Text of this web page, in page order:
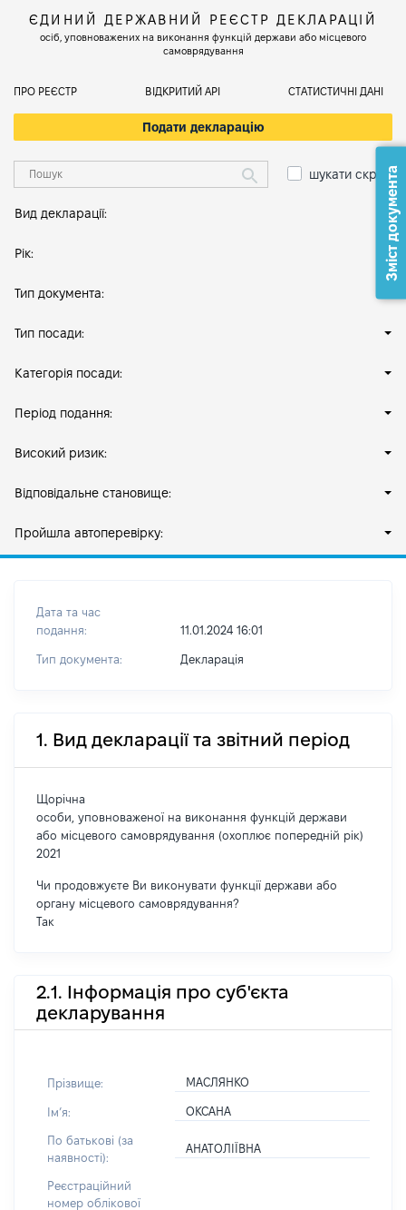
ЄДИНИЙ ДЕРЖАВНИЙ РЕЄСТР ДЕКЛАРАЦІЙ
осіб, уповноважених на виконання функцій держави або місцевого
самоврядування
ПРО РЕЄСТР ВІДКРИТИЙ АРІ СТАТИСТИЧНІ ДАНІ
Подати декларацію
шукати скрізь
Вид декларації:
Рік:
Тип документа:
Тип посади:
Категорія посади:
Період подання:
Високий ризик:
Відповідальне становище:
Пройшла автоперевірку:
Дата та час
подання:
11.01.2024 16:01
Тип документа: Декларація
1. Вид декларації та звітний період
Щорічна
особи, уповноваженої на виконання функцій держави
або місцевого самоврядування (охоплює попередній рік)
2021
Чи продовжуєте Ви виконувати функції держави або
органу місцевого самоврядування?
Так
2.1. Інформація про суб'єкта
декларування
Прізвище: МАСЛЯНКО
Імʼя: ОКСАНА
По батькові (за
наявності):
АНАТОЛІЇВНА
Реєстраційний
номер облікової
Зміст документа